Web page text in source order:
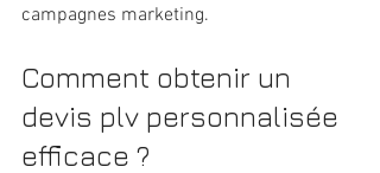
campagnes marketing.
Comment obtenir un
devis plv personnalisée
efficace ?